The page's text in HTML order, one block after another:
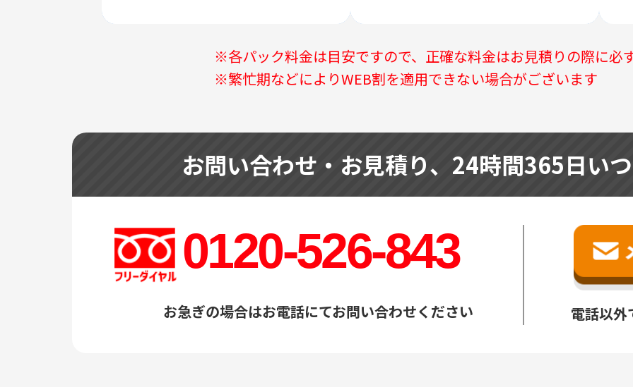
※各パック料金は目安ですので、正確な料金はお見積りの際に必
※繁忙期などによりWEB割を適用できない場合がございます
お問い合わせ・お見積り、 24時間365日い
0120-526-843
お急ぎの場合はお電話にてお問い合わせください 電話以